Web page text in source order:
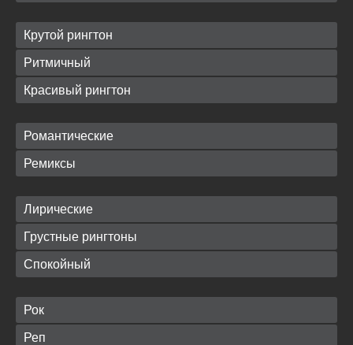
Крутой рингтон
Ритмичный
Красивый рингтон
Романтические
Ремиксы
Лирические
Грустные рингтоны
Спокойный
Рок
Реп